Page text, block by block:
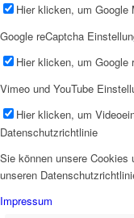
Hier klicken, um Google
Google reCaptcha
Hier klicken, um Google
Vimeo und YouTube
Hier klicken, um
Datenschutzrichtlinie
Sie können unsere
unseren
Impressum